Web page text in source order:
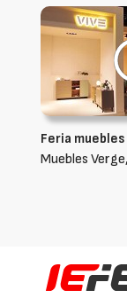
Feria
Muebles